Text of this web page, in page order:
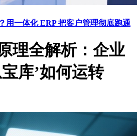
用一体化 ERP 把客户管理彻底跑通
理全解析：企业
库’如何运转